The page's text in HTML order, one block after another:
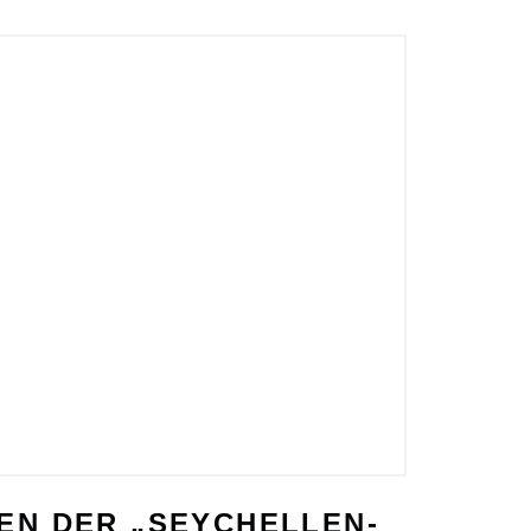
DER „SEYCHELLEN-